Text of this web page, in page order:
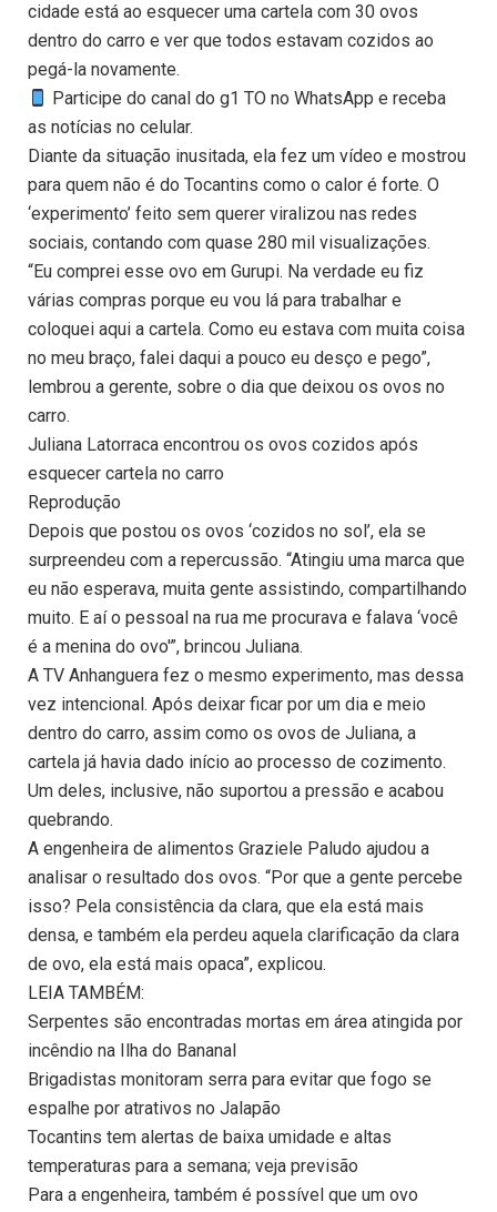
cidade está ao esquecer uma cartela com 30 ovos
dentro do carro e ver que todos estavam cozidos ao
pegá-la novamente.
Participe do canal do g1 TO no WhatsApp e receba
as notícias no celular.
Diante da situação inusitada, ela fez um vídeo e mostrou
para quem não é do Tocantins como o calor é forte. O
‘experimento’ feito sem querer viralizou nas redes
sociais, contando com quase 280 mil visualizações.
“Eu comprei esse ovo em Gurupi. Na verdade eu fiz
várias compras porque eu vou lá para trabalhar e
coloquei aqui a cartela. Como eu estava com muita coisa
no meu braço, falei daqui a pouco eu desço e pego”,
lembrou a gerente, sobre o dia que deixou os ovos no
carro.
Juliana Latorraca encontrou os ovos cozidos após
esquecer cartela no carro
Reprodução
Depois que postou os ovos ‘cozidos no sol’, ela se
surpreendeu com a repercussão. “Atingiu uma marca que
eu não esperava, muita gente assistindo, compartilhando
muito. E aí o pessoal na rua me procurava e falava ‘você
é a menina do ovo'”, brincou Juliana.
A TV Anhanguera fez o mesmo experimento, mas dessa
vez intencional. Após deixar ficar por um dia e meio
dentro do carro, assim como os ovos de Juliana, a
cartela já havia dado início ao processo de cozimento.
Um deles, inclusive, não suportou a pressão e acabou
quebrando.
A engenheira de alimentos Graziele Paludo ajudou a
analisar o resultado dos ovos. “Por que a gente percebe
isso? Pela consistência da clara, que ela está mais
densa, e também ela perdeu aquela clarificação da clara
de ovo, ela está mais opaca”, explicou.
LEIA TAMBÉM:
Serpentes são encontradas mortas em área atingida por
incêndio na Ilha do Bananal
Brigadistas monitoram serra para evitar que fogo se
espalhe por atrativos no Jalapão
Tocantins tem alertas de baixa umidade e altas
temperaturas para a semana; veja previsão
Para a engenheira, também é possível que um ovo